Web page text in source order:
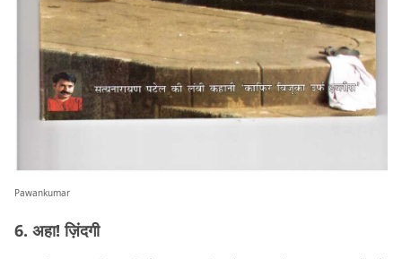
Pawankumar
6. अहा! ज़िंदगी